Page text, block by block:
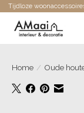
Tijdloze
Home / Oude